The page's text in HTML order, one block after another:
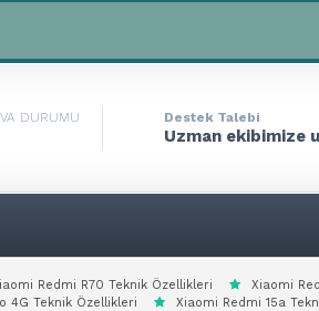
DURUMU Destek Talebi
Uzman ekibimize
Redmi R70 Teknik Özellikleri
Xiaomi
4G Teknik Özellikleri Xiaomi Redmi 15a